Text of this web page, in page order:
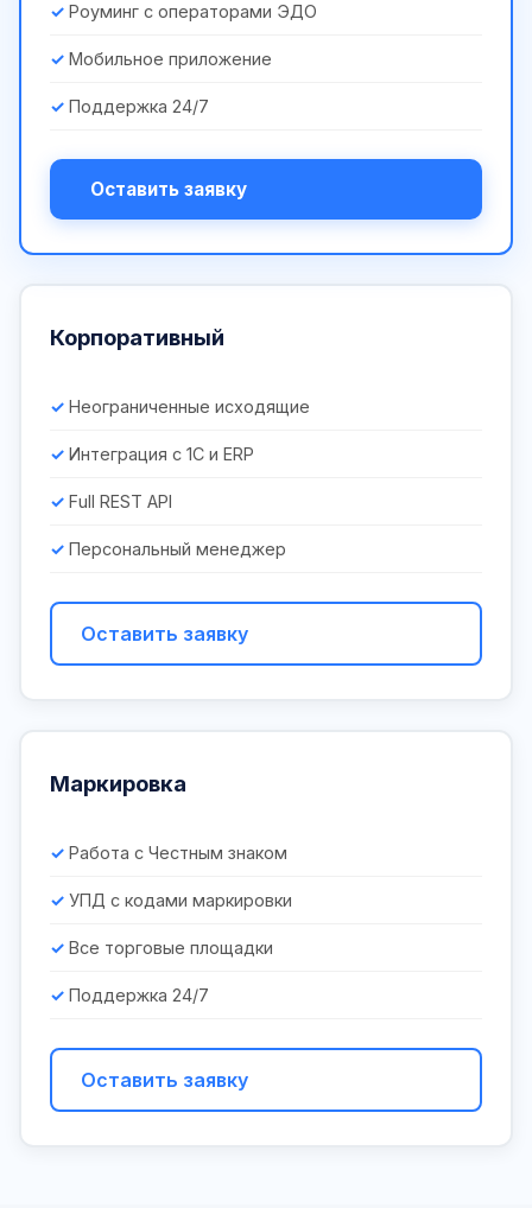
Роуминг с операторами ЭДО
Мобильное приложение
Поддержка 24/7
Оставить заявку
Корпоративный
Неограниченные исходящие
Интеграция с 1С и ERP
Full REST API
Персональный менеджер
Оставить заявку
Маркировка
Работа с Честным знаком
УПД с кодами маркировки
Все торговые площадки
Поддержка 24/7
Оставить заявку